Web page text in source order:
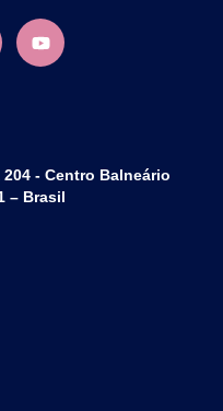
204 - Centro Balneário
– Brasil